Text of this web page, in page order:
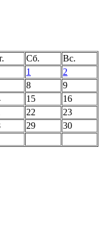
Сб.
Вс.
1
2
8
9
15
16
22
23
29
30